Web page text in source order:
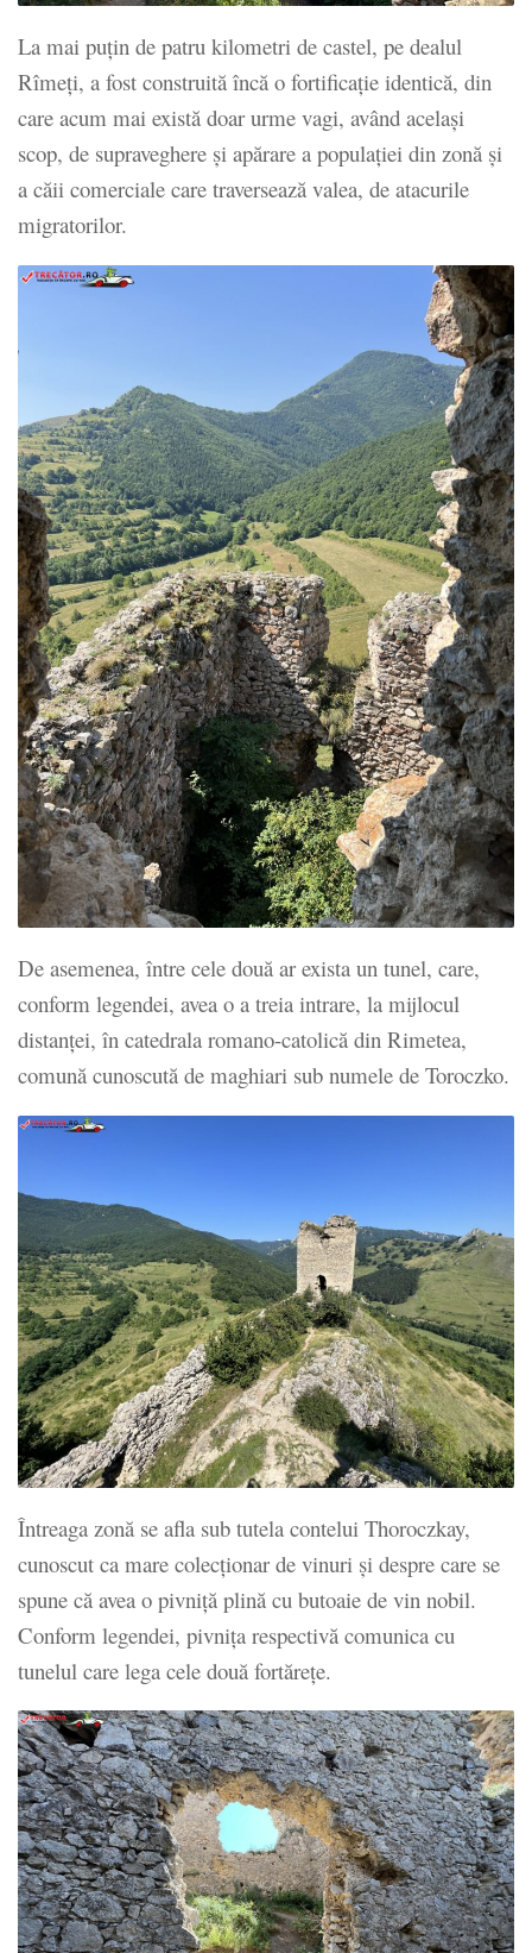
La mai puţin de patru kilometri de castel, pe dealul
Rîmeţi, a fost construită încă o fortificaţie identică, din
care acum mai există doar urme vagi, având acelaşi
scop, de supraveghere şi apărare a populaţiei din zonă şi
a căii comerciale care traversează valea, de atacurile
migratorilor.
De asemenea, între cele două ar exista un tunel, care,
conform legendei, avea o a treia intrare, la mijlocul
distanţei, în catedrala romano-catolică din Rimetea,
comună cunoscută de maghiari sub numele de Toroczko.
Întreaga zonă se afla sub tutela contelui Thoroczkay,
cunoscut ca mare colecţionar de vinuri şi despre care se
spune că avea o pivniţă plină cu butoaie de vin nobil.
Conform legendei, pivniţa respectivă comunica cu
tunelul care lega cele două fortăreţe.